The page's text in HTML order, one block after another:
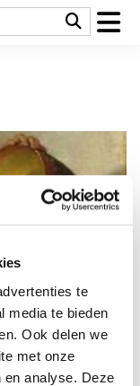
te
media te bieden
Ook delen we
met onze
analyse. Deze
plat accent: al
Of al
valt echter
er een
zich